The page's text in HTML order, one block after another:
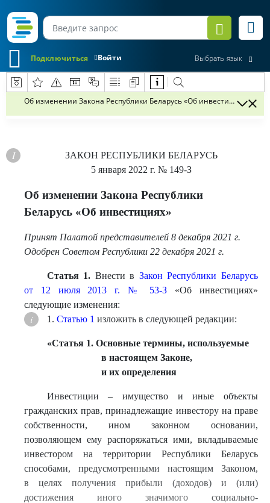
Войти
Подключиться Выбрать язык
Об изменении Закона Республики Беларусь «Об инвестициях»
ЗАКОН РЕСПУБЛИКИ БЕЛАРУСЬ
5 января 2022 г. № 149-З
Об изменении Закона Республики
Беларусь «Об инвестициях»
Принят Палатой представителей 8 декабря 2021 г.
Одобрен Советом Республики 22 декабря 2021 г.
Статья 1. Внести в Закон Республики Беларусь
от 12 июля 2013 г. № 53-З «Об инвестициях»
следующие изменения:
1. Статью 1 изложить в следующей редакции:
«Статья 1. Основные термины, используемые
в настоящем Законе,
и их определения
Инвестиции – имущество и иные объекты
гражданских прав, принадлежащие инвестору на праве
собственности, ином законном основании,
позволяющем ему распоряжаться ими, вкладываемые
инвестором на территории Республики Беларусь
способами, предусмотренными настоящим Законом,
в целях получения прибыли (доходов) и (или)
достижения иного значимого социально-